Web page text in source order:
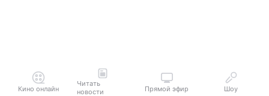
Кино онлайн
Читать
новости
Прямой эфир Шоу